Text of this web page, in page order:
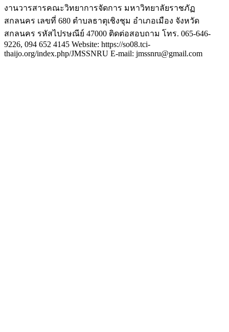
งานวารสารคณะวิทยาการจัดการ มหาวิทยาลัยราชภัฏ
สกลนคร เลขที่ 680 ตำบลธาตุเชิงชุม อำเภอเมือง จังหวัด
สกลนคร รหัสไปรษณีย์ 47000 ติดต่อสอบถาม โทร. 065-646-
9226, 094 652 4145 Website: https://so08.tci-
thaijo.org/index.php/JMSSNRU E-mail: jmssnru@gmail.com